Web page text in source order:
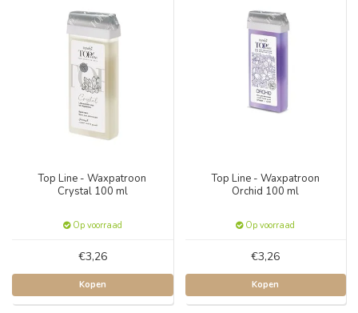
Top Line - Waxpatroon
Crystal 100 ml
Op voorraad
€3,26
Kopen
Top Line - Waxpatroon
Orchid 100 ml
Op voorraad
€3,26
Kopen